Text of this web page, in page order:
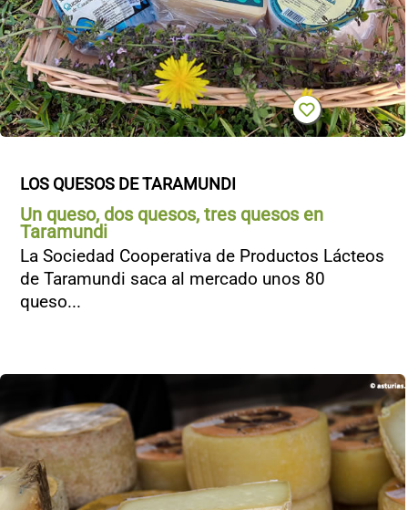
LOS QUESOS DE TARAMUNDI
Un queso, dos quesos, tres quesos en
Taramundi
La Sociedad Cooperativa de Productos Lácteos
de Taramundi saca al mercado unos 80
queso...